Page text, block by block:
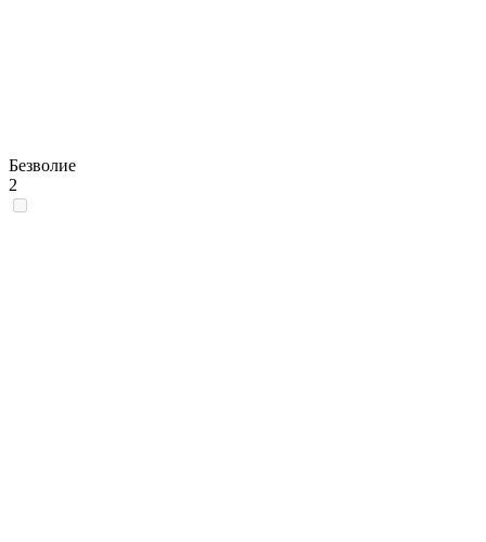
Безволие
2